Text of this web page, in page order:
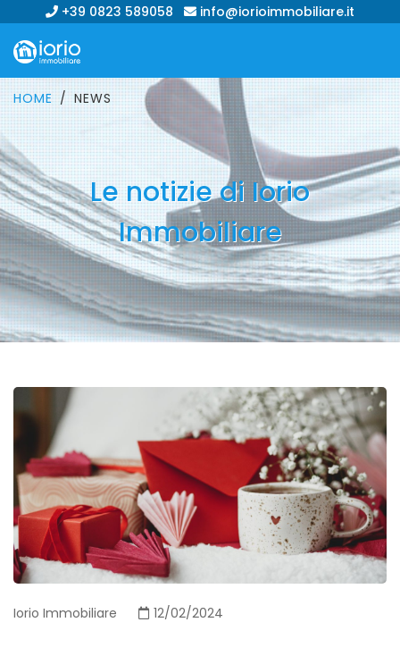
+39 0823 589058 info@iorioimmobiliare.it
HOME NEWS
Le notizie di Iorio
Immobiliare
Iorio Immobiliare 12/02/2024